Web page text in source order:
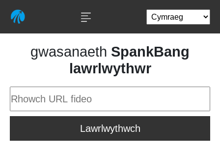
gwasanaeth SpankBang
lawrlwythwr
Lawrlwythwch